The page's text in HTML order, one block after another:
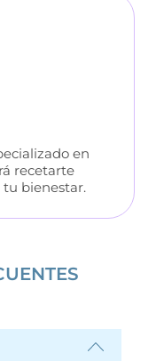
en
recetarte
tu bienestar.